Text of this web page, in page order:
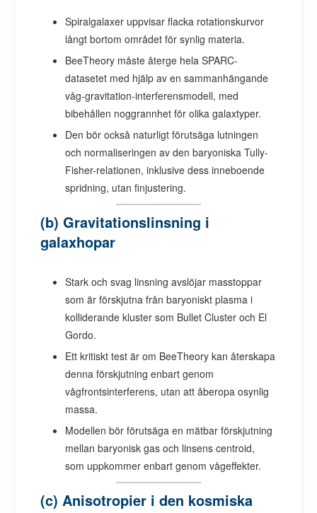
Spiralgalaxer uppvisar flacka rotationskurvor
långt bortom området för synlig materia.
BeeTheory måste återge hela SPARC-
datasetet med hjälp av en sammanhängande
våg-gravitation-interferensmodell, med
bibehållen noggrannhet för olika galaxtyper.
Den bör också naturligt förutsäga lutningen
och normaliseringen av den baryoniska Tully-
Fisher-relationen, inklusive dess inneboende
spridning, utan finjustering.
(b) Gravitationslinsning i
galaxhopar
Stark och svag linsning avslöjar masstoppar
som är förskjutna från baryoniskt plasma i
kolliderande kluster som Bullet Cluster och El
Gordo.
Ett kritiskt test är om BeeTheory kan återskapa
denna förskjutning enbart genom
vågfrontsinterferens, utan att åberopa osynlig
massa.
Modellen bör förutsäga en mätbar förskjutning
mellan baryonisk gas och linsens centroid,
som uppkommer enbart genom vågeffekter.
(c) Anisotropier i den kosmiska